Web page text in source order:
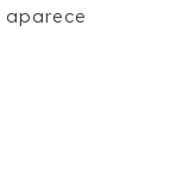
aparece